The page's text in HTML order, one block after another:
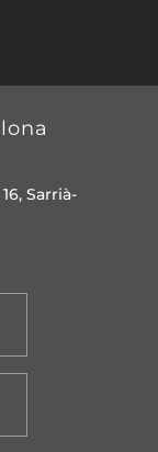
Sarrià-